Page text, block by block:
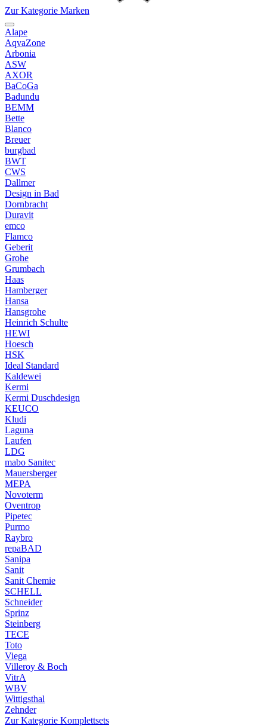
Zur Kategorie Marken
Alape
AqvaZone
Arbonia
ASW
AXOR
BaCoGa
Badundu
BEMM
Bette
Blanco
Breuer
burgbad
BWT
CWS
Dallmer
Design in Bad
Dornbracht
Duravit
emco
Flamco
Geberit
Grohe
Grumbach
Haas
Hamberger
Hansa
Hansgrohe
Heinrich Schulte
HEWI
Hoesch
HSK
Ideal Standard
Kaldewei
Kermi
Kermi Duschdesign
KEUCO
Kludi
Laguna
Laufen
LDG
mabo Sanitec
Mauersberger
MEPA
Novoterm
Oventrop
Pipetec
Purmo
Raybro
repaBAD
Sanipa
Sanit
Sanit Chemie
SCHELL
Schneider
Sprinz
Steinberg
TECE
Toto
Viega
Villeroy & Boch
VitrA
WBV
Wittigsthal
Zehnder
Zur Kategorie Komplettsets